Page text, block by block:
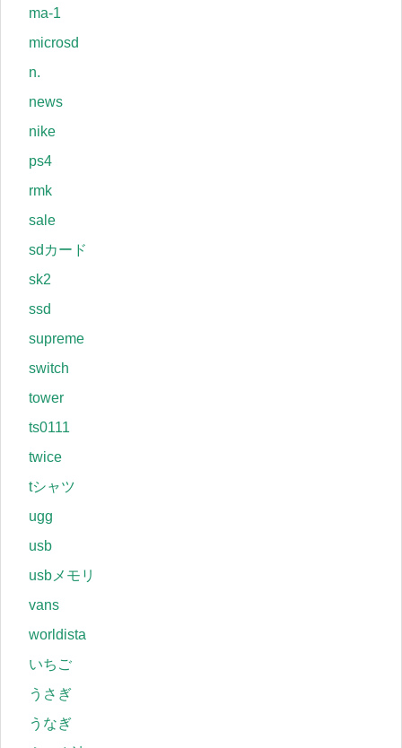
ma-1
microsd
n.
news
nike
ps4
rmk
sale
sdカード
sk2
ssd
supreme
switch
tower
ts0111
twice
tシャツ
ugg
usb
usbメモリ
vans
worldista
いちご
うさぎ
うなぎ